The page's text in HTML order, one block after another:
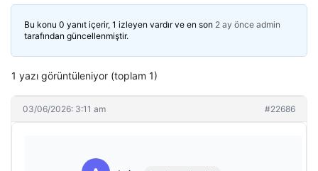
Bu konu 0 yanıt içerir, 1 izleyen vardır ve en son 2 ay önce admin
tarafından güncellenmiştir.
1 yazı görüntüleniyor (toplam 1)
03/06/2026: 3:11 am #22686